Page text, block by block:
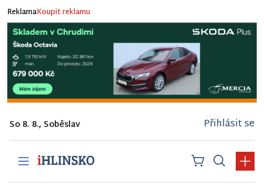
ReklamaKoupit reklamu
So 8. 8., Soběslav Přihlásit se